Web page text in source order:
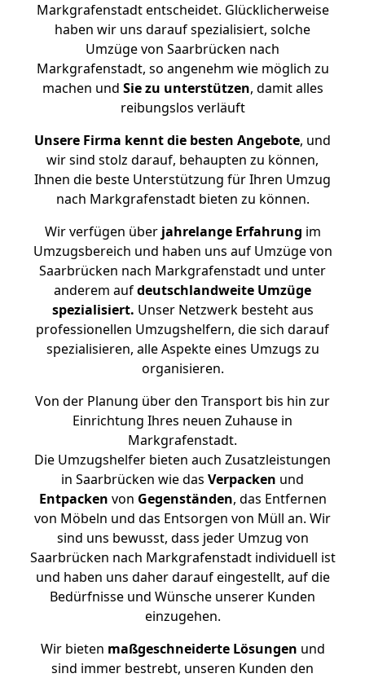
Markgrafenstadt entscheidet. Glücklicherweise
haben wir uns darauf spezialisiert, solche
Umzüge von Saarbrücken nach
Markgrafenstadt, so angenehm wie möglich zu
machen und Sie zu unterstützen, damit alles
reibungslos verläuft
Unsere Firma kennt die besten Angebote, und
wir sind stolz darauf, behaupten zu können,
Ihnen die beste Unterstützung für Ihren Umzug
nach Markgrafenstadt bieten zu können.
Wir verfügen überjahrelange Erfahrung im
Umzugsbereich und haben uns auf Umzüge von
Saarbrücken nach Markgrafenstadt und unter
anderem aufdeutschlandweite Umzüge
spezialisiert. Unser Netzwerk besteht aus
professionellen Umzugshelfern, die sich darauf
spezialisieren, alle Aspekte eines Umzugs zu
organisieren.
Von der Planung über den Transport bis hin zur
Einrichtung Ihres neuen Zuhause in
Markgrafenstadt.
Die Umzugshelfer bieten auch Zusatzleistungen
in Saarbrücken wie das Verpacken und
Entpacken von Gegenständen, das Entfernen
von Möbeln und das Entsorgen von Müll an. Wir
sind uns bewusst, dass jeder Umzug von
Saarbrücken nach Markgrafenstadt individuell ist
und haben uns daher darauf eingestellt, auf die
Bedürfnisse und Wünsche unserer Kunden
einzugehen.
Wir bieten maßgeschneiderte Lösungen und
sind immer bestrebt, unseren Kunden den